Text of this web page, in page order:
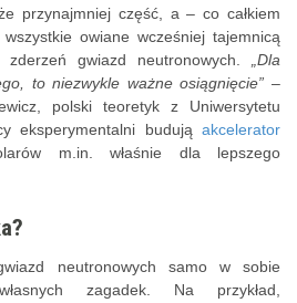
przynajmniej część, a – co całkiem
owiane wcześniej tajemnicą
gwiazd neutronowych.
„Dla
to niezwykle ważne osiągnięcie” –
polski teoretyk z Uniwersytetu
eksperymentalni budują akcelerator
m.in. właśnie dla lepszego
neutronowych samo w sobie
zagadek. Na przykład,